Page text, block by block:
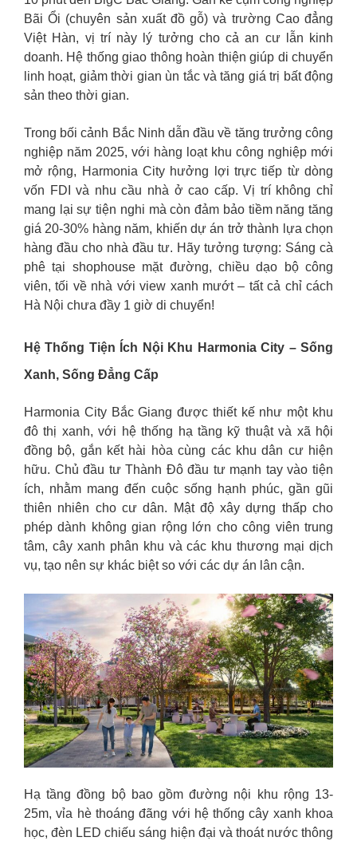
Bãi Ổi (chuyên sản xuất đồ gỗ) và trường Cao đẳng
Việt Hàn, vị trí này lý tưởng cho cả an cư lẫn kinh
doanh. Hệ thống giao thông hoàn thiện giúp di chuyển
linh hoạt, giảm thời gian ùn tắc và tăng giá trị bất động
sản theo thời gian.
Trong bối cảnh Bắc Ninh dẫn đầu về tăng trưởng công
nghiệp năm 2025, với hàng loạt khu công nghiệp mới
mở rộng, Harmonia City hưởng lợi trực tiếp từ dòng
vốn FDI và nhu cầu nhà ở cao cấp. Vị trí không chỉ
mang lại sự tiện nghi mà còn đảm bảo tiềm năng tăng
giá 20-30% hàng năm, khiến dự án trở thành lựa chọn
hàng đầu cho nhà đầu tư. Hãy tưởng tượng: Sáng cà
phê tại shophouse mặt đường, chiều dạo bộ công
viên, tối về nhà với view xanh mướt – tất cả chỉ cách
Hà Nội chưa đầy 1 giờ di chuyển!
Hệ Thống Tiện Ích Nội Khu Harmonia City – Sống
Xanh, Sống Đẳng Cấp
Harmonia City Bắc Giang được thiết kế như một khu
đô thị xanh, với hệ thống hạ tầng kỹ thuật và xã hội
đồng bộ, gắn kết hài hòa cùng các khu dân cư hiện
hữu. Chủ đầu tư Thành Đô đầu tư mạnh tay vào tiện
ích, nhằm mang đến cuộc sống hạnh phúc, gần gũi
thiên nhiên cho cư dân. Mật độ xây dựng thấp cho
phép dành không gian rộng lớn cho công viên trung
tâm, cây xanh phân khu và các khu thương mại dịch
vụ, tạo nên sự khác biệt so với các dự án lân cận.
Hạ tầng đồng bộ bao gồm đường nội khu rộng 13-
25m, vỉa hè thoáng đãng với hệ thống cây xanh khoa
học, đèn LED chiếu sáng hiện đại và thoát nước thông